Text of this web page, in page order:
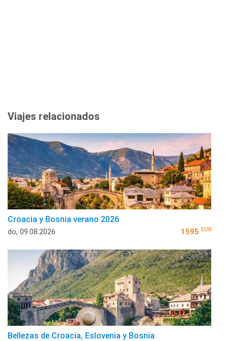
Viajes relacionados
Croacia y Bosnia verano 2026
do, 09.08.2026 1595 EUR
Bellezas de Croacia, Eslovenia y Bosnia